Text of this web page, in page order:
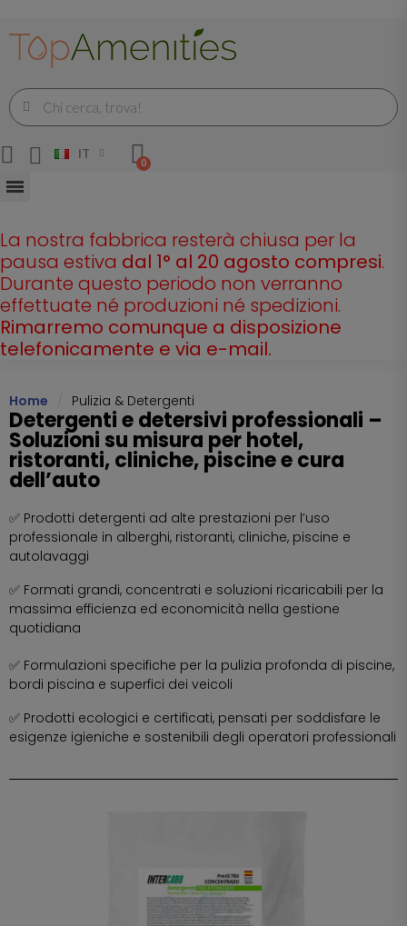
IT
La nostra fabbrica resterà chiusa per la
pausa estiva dal 1° al 20 agosto compresi.
Durante questo periodo non verranno
effettuate né produzioni né spedizioni.
Rimarremo comunque a disposizione
telefonicamente e via e-mail.
Home Pulizia & Detergenti
Detergenti e detersivi professionali –
Soluzioni su misura per hotel,
ristoranti, cliniche, piscine e cura
dell’auto
✅ Prodotti detergenti ad alte prestazioni per l’uso
professionale in alberghi, ristoranti, cliniche, piscine e
autolavaggi
✅ Formati grandi, concentrati e soluzioni ricaricabili per la
massima efficienza ed economicità nella gestione
quotidiana
✅ Formulazioni specifiche per la pulizia profonda di piscine,
bordi piscina e superfici dei veicoli
✅ Prodotti ecologici e certificati, pensati per soddisfare le
esigenze igieniche e sostenibili degli operatori professionali